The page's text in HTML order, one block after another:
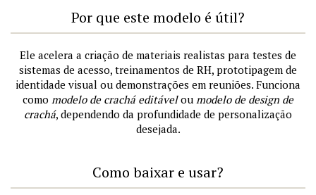
Por que este modelo é útil?
Ele acelera a criação de materiais realistas para testes de
sistemas de acesso, treinamentos de RH, prototipagem de
identidade visual ou demonstrações em reuniões. Funciona
como modelo de crachá editávelou modelo de design de
crachá, dependendo da profundidade de personalização
desejada.
Como baixar e usar?